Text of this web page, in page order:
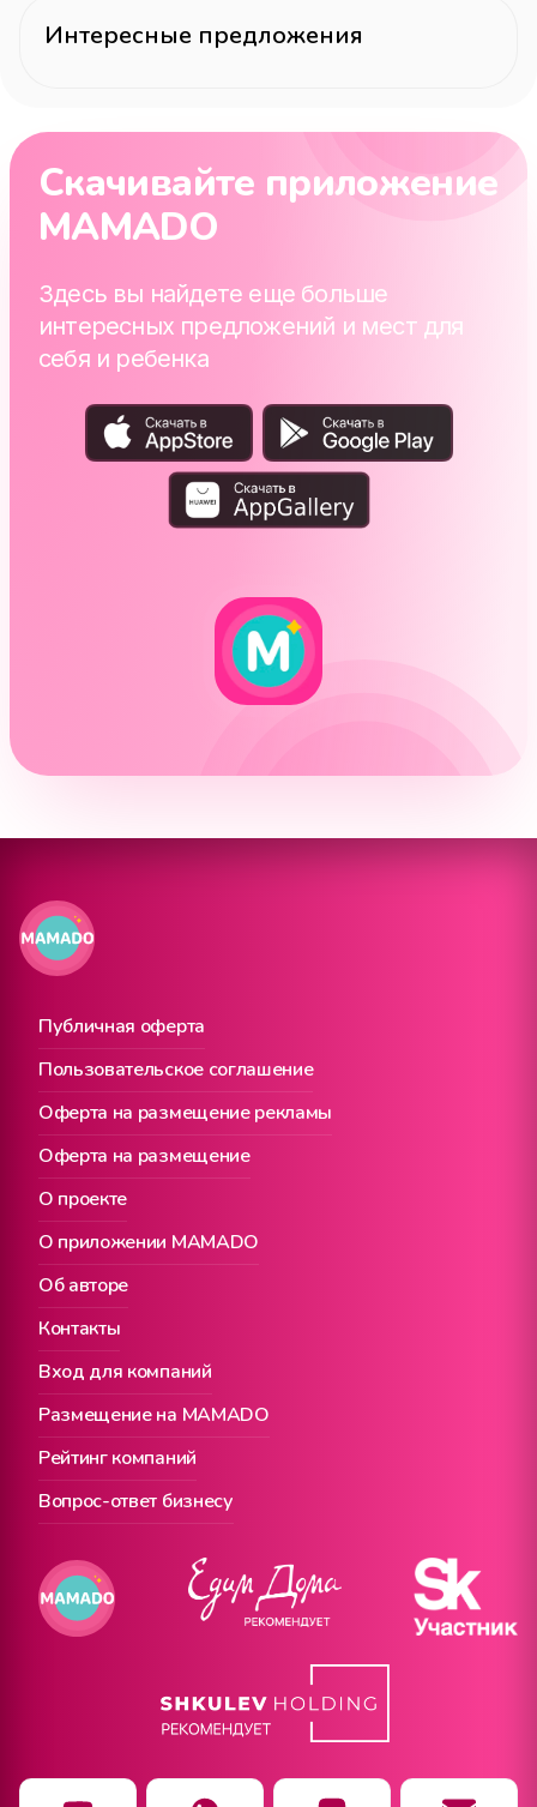
Интересные предложения
Скачивайте приложение
MAMADO
Здесь вы найдете еще больше
интересных предложений и мест для
себя и ребенка
Публичная оферта
О проекте
Вход для компаний
Пользовательское соглашение
О приложении MAMADO
Размещение на MAMADO
Оферта на размещение рекламы
Об авторе
Рейтинг компаний
Оферта на размещение
Контакты
Вопрос-ответ бизнесу